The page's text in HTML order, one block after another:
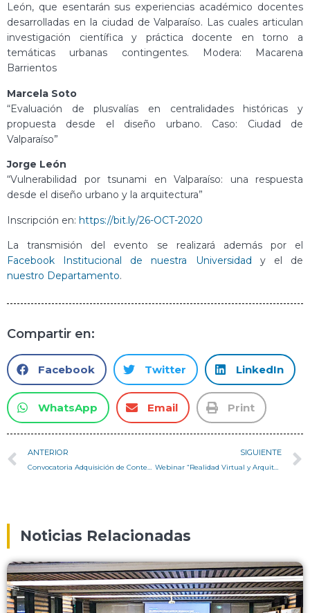
León, que esentarán sus experiencias académico docentes
desarrolladas en la ciudad de Valparaíso. Las cuales articulan
investigación científica y práctica docente en torno a
temáticas urbanas contingentes. Modera: Macarena
Barrientos
Marcela Soto
“Evaluación de plusvalías en centralidades históricas y
propuesta desde el diseño urbano. Caso: Ciudad de
Valparaíso”
Jorge León
“Vulnerabilidad por tsunami en Valparaíso: una respuesta
desde el diseño urbano y la arquitectura”
Inscripción en: https://bit.ly/26-OCT-2020
La transmisión del evento se realizará además por el
Facebook Institucional de nuestra Universidad y el de
nuestro Departamento.
Compartir en:
Facebook Twitter LinkedIn
WhatsApp Email Print
ANTERIOR
Convocatoria Adquisición de Contenidos Culturales de Arquitectura
SIGUIENTE
Webinar “Realidad Virtual y Arquitectura”
Noticias Relacionadas